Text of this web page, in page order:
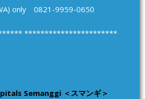
only 0821-9959-0650
***********************
Semanggi ＜スマンギ＞